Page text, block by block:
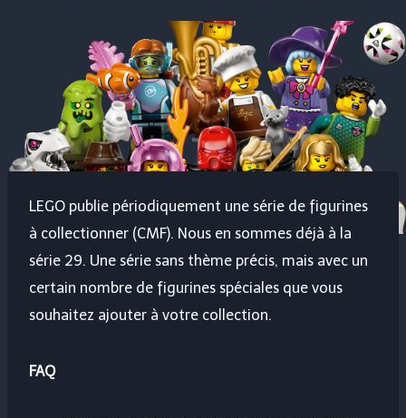
LEGO publie périodiquement une série de figurines
à collectionner (CMF). Nous en sommes déjà à la
série 29. Une série sans thème précis, mais avec un
certain nombre de figurines spéciales que vous
souhaitez ajouter à votre collection.
FAQ